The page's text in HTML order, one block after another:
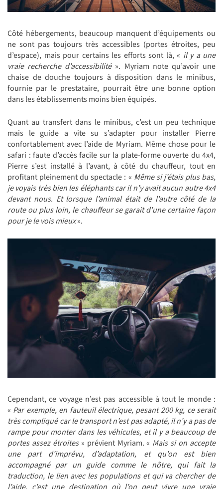
Côté hébergements, beaucoup manquent d’équipements ou
ne sont pas toujours très accessibles (portes étroites, peu
d’espace), mais pour certains les efforts sont là, « il y a une
vraie recherche d’accessibilité». Myriam note qu’avoir une
chaise de douche toujours à disposition dans le minibus,
fournie par le prestataire, pourrait être une bonne option
dans les établissements moins bien équipés.
Quant au transfert dans le minibus, c’est un peu technique
mais le guide a vite su s’adapter pour installer Pierre
confortablement avec l’aide de Myriam. Même chose pour le
safari : faute d’accès facile sur la plate-forme ouverte du 4x4,
Pierre s’est installé à l’avant, à côté du chauffeur, tout en
profitant pleinement du spectacle : « Même si j’étais plus bas,
je voyais très bien les éléphants car il n’y avait aucun autre 4x4
devant nous. Et lorsque l’animal était de l’autre côté de la
route ou plus loin, le chauffeur se garait d’une certaine façon
pour je le vois mieux».
Cependant, ce voyage n’est pas accessible à tout le monde :
« Par exemple, en fauteuil électrique, pesant 200 kg, ce serait
très compliqué car le transport n’est pas adapté, il n’y a pas de
rampe pour monter dans les véhicules, et il y a beaucoup de
portes assez étroites» prévient Myriam. « Mais si on accepte
une part d’imprévu, d’adaptation, et qu’on est bien
accompagné par un guide comme le nôtre, qui fait la
traduction, le lien avec les populations et qui va chercher de